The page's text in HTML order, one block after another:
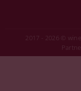
2017 - 2026 ©